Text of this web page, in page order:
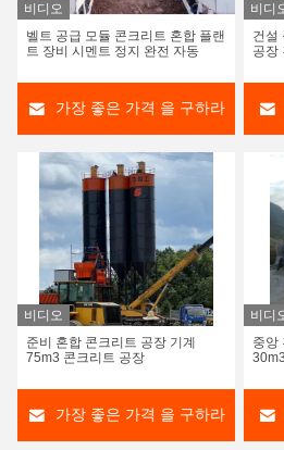
비디오
벨트 공급 모듈 콘크리트 혼합 플랜
트 장비 시멘트 정지 완전 자동
가장 좋은 가격 을 구하라
비디
건설
공장
비디오
준비 혼합 콘크리트 공장 기계
75m3 콘크리트 공장
가장 좋은 가격 을 구하라
비디
중앙